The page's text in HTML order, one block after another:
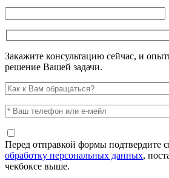
Закажите консультацию сейчас, и
решение Вашей задачи.
Перед отправкой формы подтвердите
обработку персональных данных,
чекбоксе выше.